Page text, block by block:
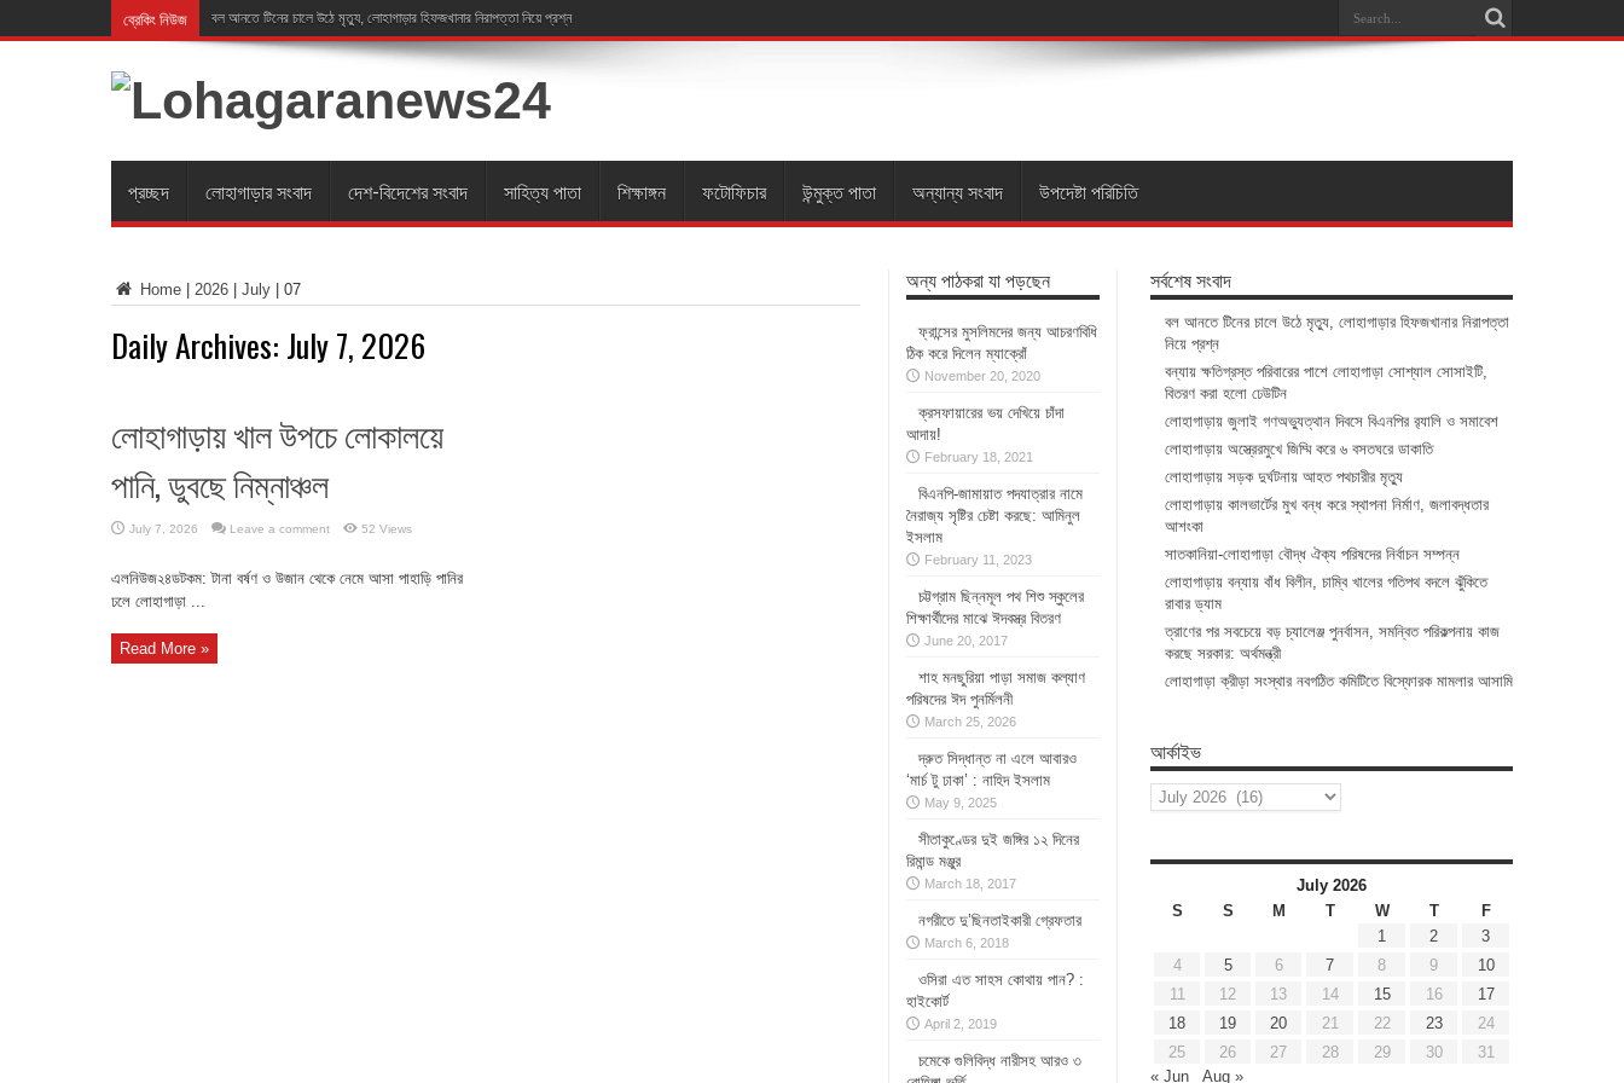
ব্রেকিং নিউজ বল আনতে টিনের চালে উঠে মৃত্যু, লোহাগাড়ার হিফজখানার নিরাপত্তা নিয়ে প্রশ্ন
প্রচ্ছদ লোহাগাড়ার সংবাদ দেশ-বিদেশের সংবাদ সাহিত্য পাতা শিক্ষাঙ্গন ফটোফিচার উন্মুক্ত পাতা অন্যান্য সংবাদ উপদেষ্টা পরিচিতি
Home 2026 July 07
Daily Archives: July 7, 2026
লোহাগাড়ায় খাল উপচে লোকালয়ে
পানি, ডুবছে নিম্নাঞ্চল
July 7, 2026 Leave a comment 52 Views
এলনিউজ২৪ডটকম: টানা বর্ষণ ও উজান থেকে নেমে আসা পাহাড়ি পানির
ঢলে লোহাগাড়া ...
Read More »
অন্য পাঠকরা যা পড়ছেন
ফ্রান্সের মুসলিমদের জন্য আচরণবিধি
ঠিক করে দিলেন ম্যাক্রোঁ
November 20, 2020
ক্রসফায়ারের ভয় দেখিয়ে চাঁদা
আদায়!
February 18, 2021
বিএনপি-জামায়াত পদযাত্রার নামে
নৈরাজ্য সৃষ্টির চেষ্টা করছে: আমিনুল
ইসলাম
February 11, 2023
চট্টগ্রাম ছিন্নমূল পথ শিশু স্কুলের
শিক্ষার্থীদের মাঝে ঈদবস্ত্র বিতরণ
June 20, 2017
শাহ মনছুরিয়া পাড়া সমাজ কল্যাণ
পরিষদের ঈদ পুনর্মিলনী
March 25, 2026
দ্রুত সিদ্ধান্ত না এলে আবারও
‘মার্চ টু ঢাকা’ : নাহিদ ইসলাম
May 9, 2025
সীতাকুণ্ডের দুই জঙ্গির ১২ দিনের
রিমান্ড মঞ্জুর
March 18, 2017
নগরীতে দু’ছিনতাইকারী গ্রেফতার
March 6, 2018
ওসিরা এত সাহস কোথায় পান? :
হাইকোর্ট
April 2, 2019
চমেকে গুলিবিদ্ধ নারীসহ আরও ৩
সর্বশেষ সংবাদ
বল আনতে টিনের চালে উঠে মৃত্যু, লোহাগাড়ার হিফজখানার নিরাপত্তা
নিয়ে প্রশ্ন
বন্যায় ক্ষতিগ্রস্ত পরিবারের পাশে লোহাগাড়া সোশ্যাল সোসাইটি,
বিতরণ করা হলো ঢেউটিন
লোহাগাড়ায় জুলাই গণঅভ্যুত্থান দিবসে বিএনপির র‌্যালি ও সমাবেশ
লোহাগাড়ায় অস্ত্রেরমুখে জিম্মি করে ৬ বসতঘরে ডাকাতি
লোহাগাড়ায় সড়ক দুর্ঘটনায় আহত পথচারীর মৃত্যু
লোহাগাড়ায় কালভার্টের মুখ বন্ধ করে স্থাপনা নির্মাণ, জলাবদ্ধতার
আশংকা
সাতকানিয়া-লোহাগাড়া বৌদ্ধ ঐক্য পরিষদের নির্বাচন সম্পন্ন
লোহাগাড়ায় বন্যায় বাঁধ বিলীন, চাম্বি খালের গতিপথ বদলে ঝুঁকিতে
রাবার ড্যাম
ত্রাণের পর সবচেয়ে বড় চ্যালেঞ্জ পুনর্বাসন, সমন্বিত পরিকল্পনায় কাজ
করছে সরকার: অর্থমন্ত্রী
লোহাগাড়া ক্রীড়া সংস্থার নবগঠিত কমিটিতে বিস্ফোরক মামলার আসামি
আর্কাইভ
আর্কাইভ
July 2026
S
S M T W T
F
1
2
3
4
5 6 7 8 9
10
11
12 13 14 15 16
17
18
19 20 21 22 23
24
25
26 27 28 29 30
31
« Jun
Aug »